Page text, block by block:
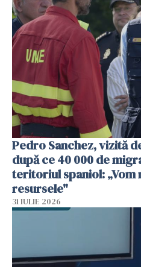
Pedro Sanchez, vizită
după ce 40 000 de
teritoriul spaniol: „Vom
resursele"
31 IULIE 2026